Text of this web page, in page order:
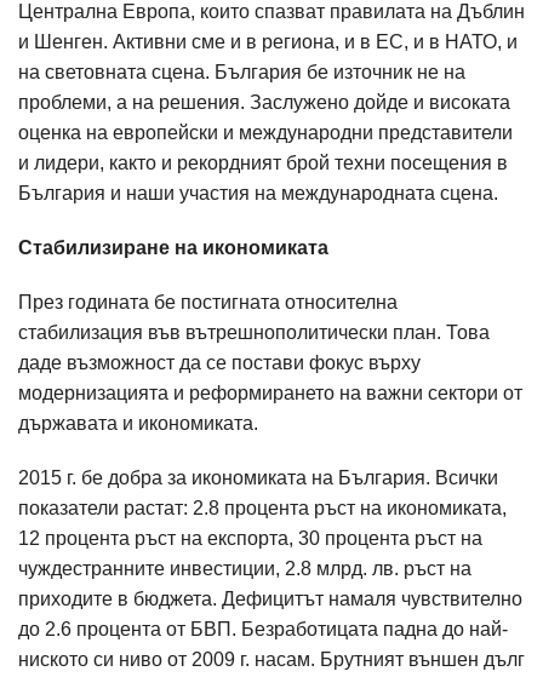
Централна Европа, които спазват правилата на Дъблин
и Шенген. Активни сме и в региона, и в ЕС, и в НАТО, и
на световната сцена. България бе източник не на
проблеми, а на решения. Заслужено дойде и високата
оценка на европейски и международни представители
и лидери, както и рекордният брой техни посещения в
България и наши участия на международната сцена.
Стабилизиране на икономиката
През годината бе постигната относителна
стабилизация във вътрешнополитически план. Това
даде възможност да се постави фокус върху
модернизацията и реформирането на важни сектори от
държавата и икономиката.
2015 г. бе добра за икономиката на България. Всички
показатели растат: 2.8 процента ръст на икономиката,
12 процента ръст на експорта, 30 процента ръст на
чуждестранните инвестиции, 2.8 млрд. лв. ръст на
приходите в бюджета. Дефицитът намаля чувствително
до 2.6 процента от БВП. Безработицата падна до най-
ниското си ниво от 2009 г. насам. Брутният външен дълг